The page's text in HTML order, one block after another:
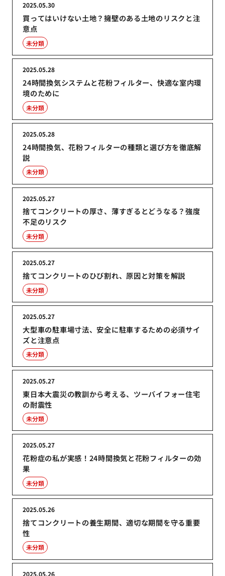
買ってはいけない土地？擁壁のある土地のリスクと注
意点
2025.05.30
未分類
24時間換気システムと花粉フィルター、快適な室内環
境のために
2025.05.28
未分類
24時間換気、花粉フィルターの種類と選び方を徹底解
説
2025.05.28
未分類
捨てコンクリートの厚さ、薄すぎるとどうなる？強度
不足のリスク
2025.05.27
未分類
捨てコンクリートのひび割れ、原因と対策を解説
2025.05.27
未分類
大型車の駐車場寸法、安全に駐車するための必須サイ
ズと注意点
2025.05.27
未分類
東日本大震災の教訓から考える、ツーバイフォー住宅
の耐震性
2025.05.27
未分類
花粉症の私が実感！24時間換気と花粉フィルターの効
果
2025.05.27
未分類
捨てコンクリートの養生期間、適切な期間を守る重要
性
2025.05.26
未分類
2025.05.26